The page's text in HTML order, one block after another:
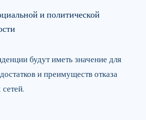
и политической
будут иметь значение для
и преимуществ отказа